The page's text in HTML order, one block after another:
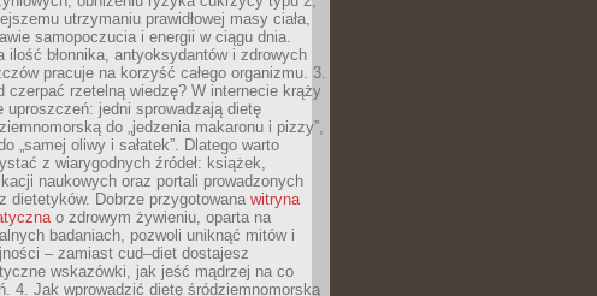
utrzymaniu prawidłowej masy ciała,
samopoczucia i energii w ciągu dnia.
ilość błonnika, antyoksydantów i zdrowych
pracuje na korzyść całego organizmu. 3.
czerpać rzetelną wiedzę? W internecie krąży
uproszczeń: jedni sprowadzają dietę
do „jedzenia makaronu i pizzy”,
„samej oliwy i sałatek”. Dlatego warto
z wiarygodnych źródeł: książek,
naukowych oraz portali prowadzonych
dietetyków. Dobrze przygotowana witryna
o zdrowym żywieniu, oparta na
badaniach, pozwoli uniknąć mitów i
– zamiast cud–diet dostajesz
wskazówki, jak jeść mądrzej na co
4. Jak wprowadzić dietę śródziemnomorską